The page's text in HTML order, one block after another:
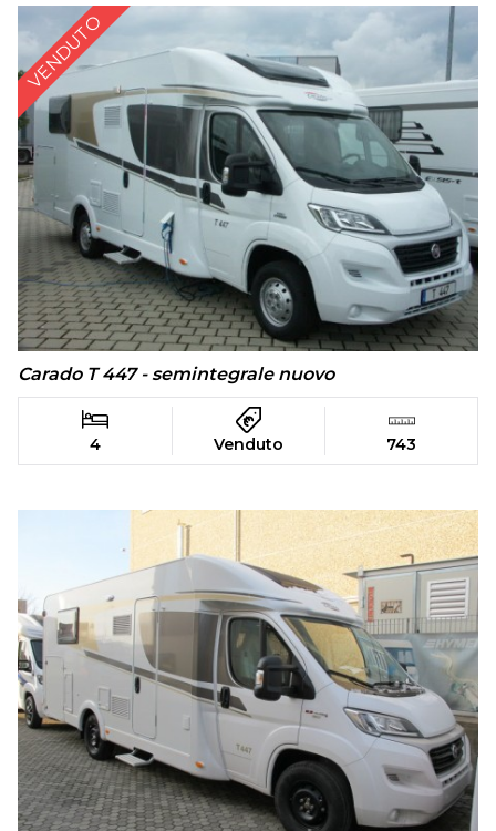
VENDUTO
Carado T 447 - semintegrale nuovo
4 Venduto 743